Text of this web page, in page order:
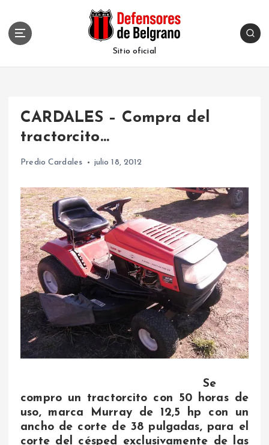
Sitio oficial
CARDALES – Compra del
tractorcito…
Predio Cardales julio 18, 2012
Se
compro un tractorcito con 50 horas de
uso, marca Murray de 12,5 hp con un
ancho de corte de 38 pulgadas, para el
corte del césped exclusivamente de las